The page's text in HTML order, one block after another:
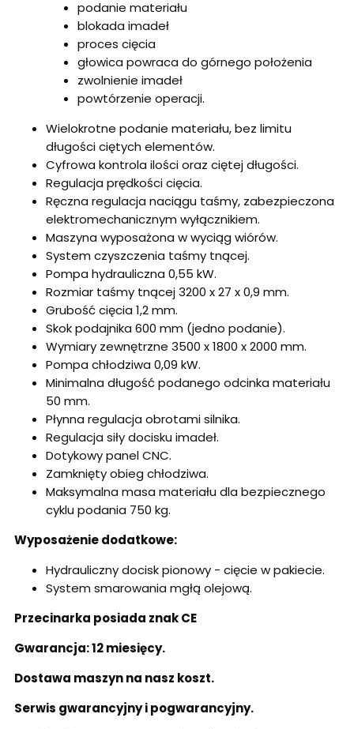
podanie materiału
blokada imadeł
proces cięcia
głowica powraca do górnego położenia
zwolnienie imadeł
powtórzenie operacji.
Wielokrotne podanie materiału, bez limitu
długości ciętych elementów.
Cyfrowa kontrola ilości oraz ciętej długości.
Regulacja prędkości cięcia.
Ręczna regulacja naciągu taśmy, zabezpieczona
elektromechanicznym wyłącznikiem.
Maszyna wyposażona w wyciąg wiórów.
System czyszczenia taśmy tnącej.
Pompa hydrauliczna 0,55 kW.
Rozmiar taśmy tnącej 3200 x 27 x 0,9 mm.
Grubość cięcia 1,2 mm.
Skok podajnika 600 mm (jedno podanie).
Wymiary zewnętrzne 3500 x 1800 x 2000 mm.
Pompa chłodziwa 0,09 kW.
Minimalna długość podanego odcinka materiału
50 mm.
Płynna regulacja obrotami silnika.
Regulacja siły docisku imadeł.
Dotykowy panel CNC.
Zamknięty obieg chłodziwa.
Maksymalna masa materiału dla bezpiecznego
cyklu podania 750 kg.
Wyposażenie dodatkowe:
Hydrauliczny docisk pionowy - cięcie w pakiecie.
System smarowania mgłą olejową.
Przecinarka posiada znak CE
Gwarancja: 12 miesięcy.
Dostawa maszyn na nasz koszt.
Serwis gwarancyjny i pogwarancyjny.